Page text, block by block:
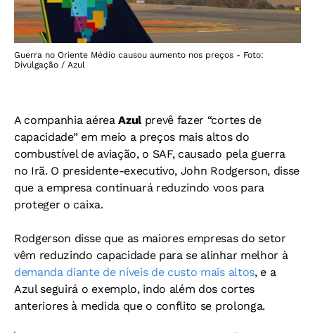
Guerra no Oriente Médio causou aumento nos preços - Foto:
Divulgação / Azul
A companhia aéreaAzul prevê fazer “cortes de
capacidade” em meio a preços mais altos do
combustível de aviação, o SAF, causado pela guerra
no Irã. O presidente-executivo, John Rodgerson, disse
que a empresa continuará reduzindo voos para
proteger o caixa.
Rodgerson disse que as maiores empresas do setor
vêm reduzindo capacidade para se alinhar melhor à
demanda diante de níveis de custo mais altos, e a
Azul seguirá o exemplo, indo além dos cortes
anteriores à medida que o conflito se prolonga.